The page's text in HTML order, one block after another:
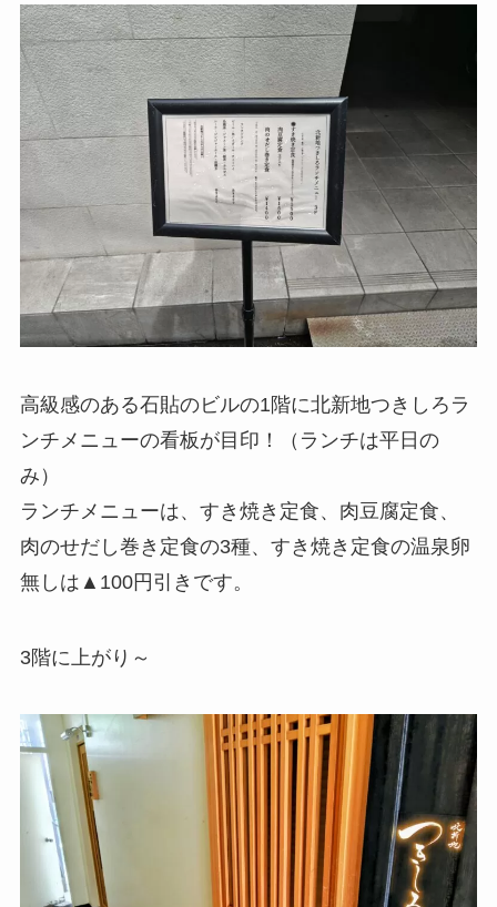
高級感のある石貼のビルの1階に北新地つきしろラ
ンチメニューの看板が目印！（ランチは平日の
み）
ランチメニューは、すき焼き定食、肉豆腐定食、
肉のせだし巻き定食の3種、すき焼き定食の温泉卵
無しは▲100円引きです。
3階に上がり～